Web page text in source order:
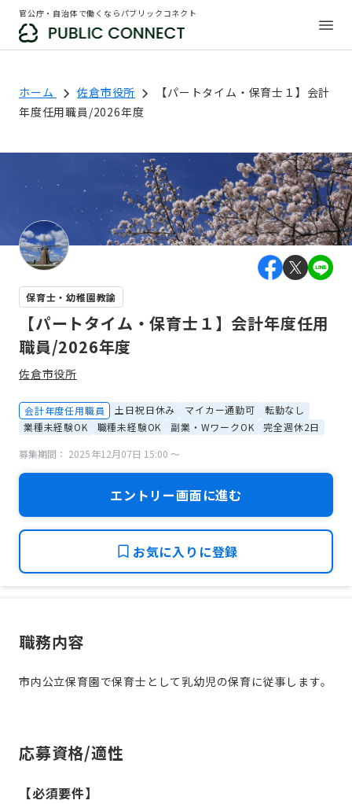
官公庁・自治体で働くならパブリックコネクト
ホーム 佐倉市役所
【パートタイム・保育士１】会計
年度任用職員/2026年度
保育士・幼稚園教諭
【パートタイム・保育士１】会計年度任用
職員/2026年度
佐倉市役所
会計年度任用職員 土日祝日休み マイカー通勤可
転勤なし
業種未経験OK
職種未経験OK 副業・WワークOK
完全週休2日
募集期間： 2025年12月07日 15:00 〜
エントリー画面に進む
お気に入りに登録
職務内容
市内公立保育園で保育士として乳幼児の保育に従事します。
応募資格/適性
【必須要件】